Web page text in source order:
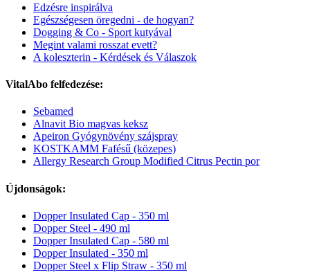
Edzésre inspirálva
Egészségesen öregedni - de hogyan?
Dogging & Co - Sport kutyával
Megint valami rosszat evett?
A koleszterin - Kérdések és Válaszok
VitalAbo felfedezése:
Sebamed
Alnavit Bio magvas keksz
Apeiron Gyógynövény szájspray
KOSTKAMM Fafésű (közepes)
Allergy Research Group Modified Citrus Pectin por
Újdonságok:
Dopper Insulated Cap - 350 ml
Dopper Steel - 490 ml
Dopper Insulated Cap - 580 ml
Dopper Insulated - 350 ml
Dopper Steel x Flip Straw - 350 ml